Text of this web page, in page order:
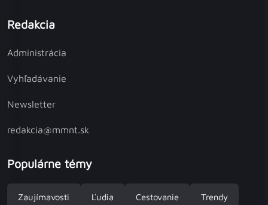
Redakcia
Administrácia
Vyhľadávanie
Newsletter
redakcia@mmnt.sk
Populárne témy
Zaujímavosti Ľudia Cestovanie Trendy